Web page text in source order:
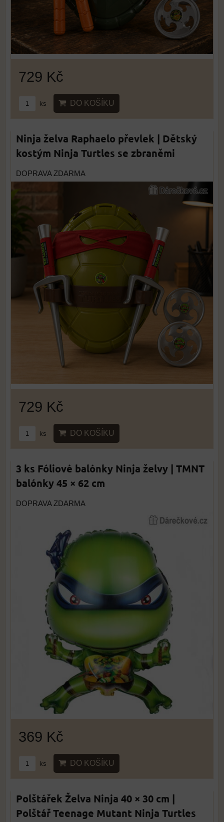
729 Kč
ks DO KOŠÍKU
Ninja želva Raphaelo převlek | Dětský
kostým Ninja Turtles se zbraněmi
DOPRAVA ZDARMA
729 Kč
ks DO KOŠÍKU
3 ks Fóliové balónky Ninja želvy | TMNT
balónky 45 × 62 cm
DOPRAVA ZDARMA
369 Kč
ks DO KOŠÍKU
Polštářek Želva Ninja 40 × 30 cm |
Polštář Teenage Mutant Ninja Turtles